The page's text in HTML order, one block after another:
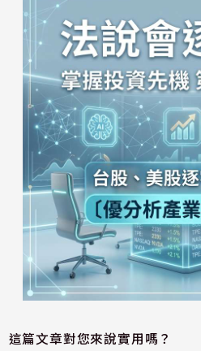
這篇文章對您來說實用嗎？